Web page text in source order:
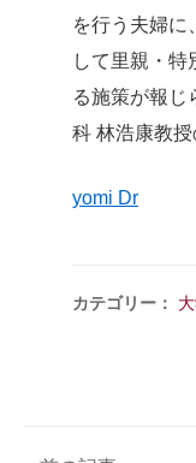
を行う夫婦に
して里親・特
る施策が報じ
科 林浩康教授
yomi Dr
カテゴリー：